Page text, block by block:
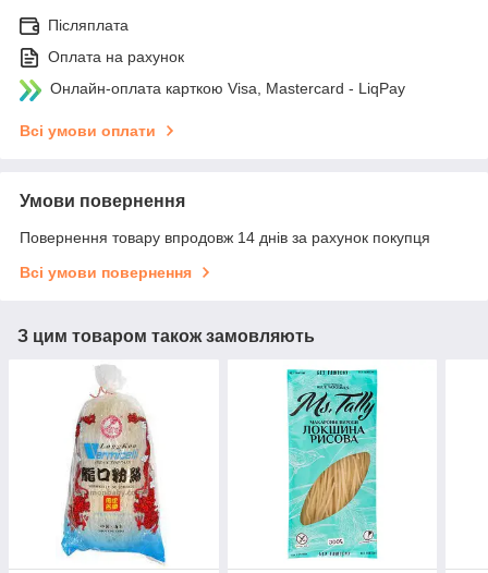
Післяплата
Оплата на рахунок
Онлайн-оплата карткою Visa, Mastercard - LiqPay
Всі умови оплати
Умови повернення
Повернення товару впродовж 14 днів за рахунок покупця
Всі умови повернення
З цим товаром також замовляють